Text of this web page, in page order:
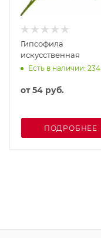
Гипсофила
искусственная
Есть в наличии: 234
от54 руб.
ПОДРОБНЕЕ